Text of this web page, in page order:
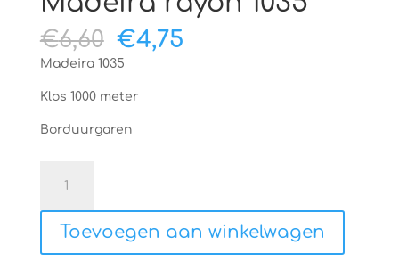
€6,60 Oorspronkelijke
prijs
€6,60.
€4,75Huidige
Madeira 1035
Klos 1000 meter
Borduurgaren
rayon
1035
aantal
Toevoegen aan winkelwagen